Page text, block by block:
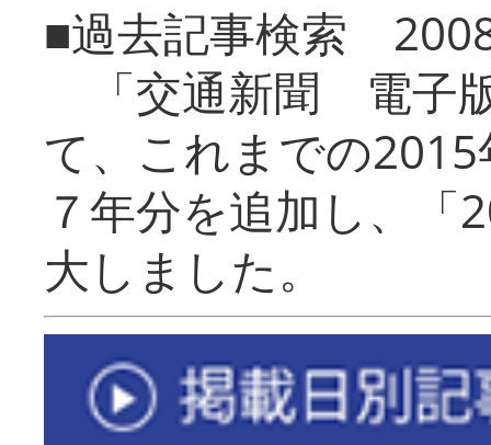
■過去記事検索
「交通新聞 電子
て、これまでの
７年分を追加し、「
大しまし